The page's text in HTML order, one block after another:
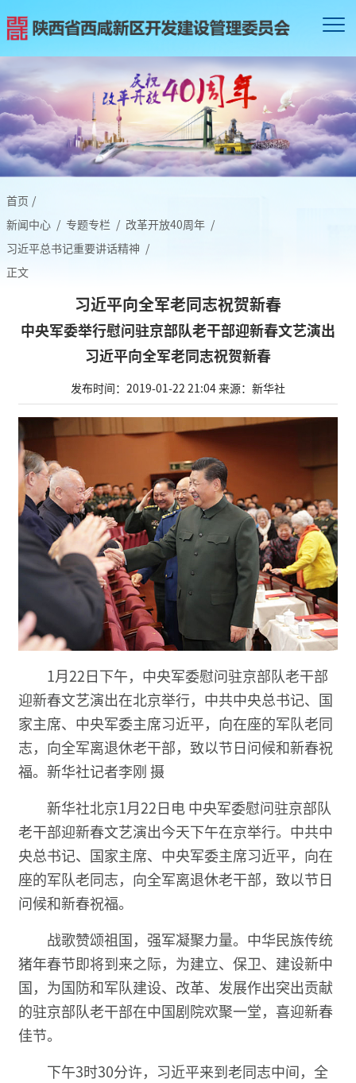
首页 /
新闻中心 / 专题专栏 / 改革开放40周年 /
习近平总书记重要讲话精神 /
正文
习近平向全军老同志祝贺新春
中央军委举行慰问驻京部队老干部迎新春文艺演出
习近平向全军老同志祝贺新春
发布时间：2019-01-22 21:04来源：新华社
1月22日下午，中央军委慰问驻京部队老干部
迎新春文艺演出在北京举行，中共中央总书记、国
家主席、中央军委主席习近平，向在座的军队老同
志，向全军离退休老干部，致以节日问候和新春祝
福。新华社记者李刚 摄
新华社北京1月22日电 中央军委慰问驻京部队
老干部迎新春文艺演出今天下午在京举行。中共中
央总书记、国家主席、中央军委主席习近平，向在
座的军队老同志，向全军离退休老干部，致以节日
问候和新春祝福。
战歌赞颂祖国，强军凝聚力量。中华民族传统
猪年春节即将到来之际，为建立、保卫、建设新中
国，为国防和军队建设、改革、发展作出突出贡献
的驻京部队老干部在中国剧院欢聚一堂，喜迎新春
佳节。
下午3时30分许，习近平来到老同志中间，全